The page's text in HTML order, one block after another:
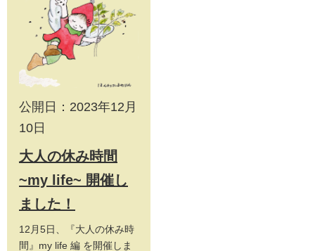
公開日：2023年12月
10日
大人の休み時間
~my life~ 開催し
ました！
12月5日、『大人の休み時
間』my life 編 を開催しま